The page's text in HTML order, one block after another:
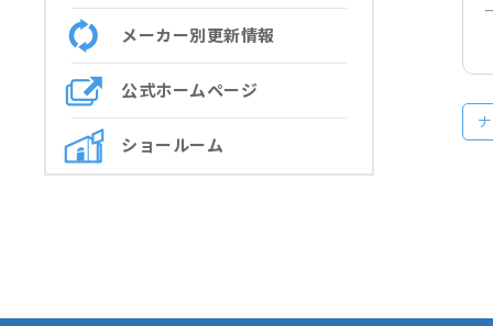
メーカー別更新情報
公式ホームページ
ショールーム